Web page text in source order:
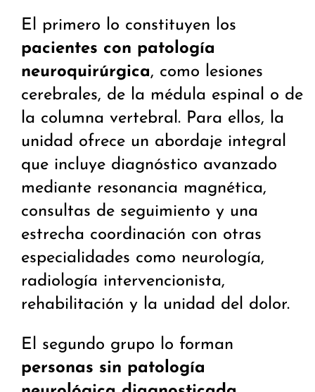
El primero lo constituyen los
pacientes con patología
neuroquirúrgica, como lesiones
cerebrales, de la médula espinal o de
la columna vertebral. Para ellos, la
unidad ofrece un abordaje integral
que incluye diagnóstico avanzado
mediante resonancia magnética,
consultas de seguimiento y una
estrecha coordinación con otras
especialidades como neurología,
radiología intervencionista,
rehabilitación y la unidad del dolor.
El segundo grupo lo forman
personas sin patología